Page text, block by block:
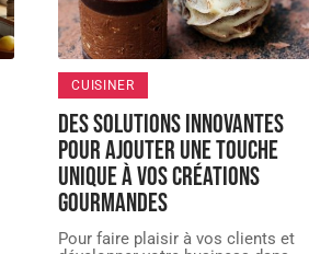
CUISINER
Des solutions innovantes
pour ajouter une touche
unique à vos créations
gourmandes
Pour faire plaisir à vos clients et